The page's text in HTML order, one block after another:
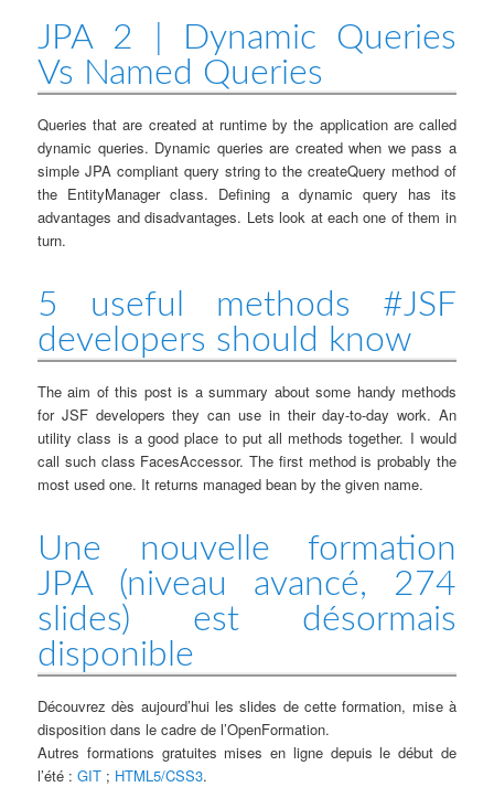
JPA 2 | Dynamic Queries
Vs Named Queries
Queries that are created at runtime by the application are called
dynamic queries. Dynamic queries are created when we pass a
simple JPA compliant query string to the createQuery method of
the EntityManager class. Defining a dynamic query has its
advantages and disadvantages. Lets look at each one of them in
turn.
5 useful methods #JSF
developers should know
The aim of this post is a summary about some handy methods
for JSF developers they can use in their day-to-day work. An
utility class is a good place to put all methods together. I would
call such class FacesAccessor. The first method is probably the
most used one. It returns managed bean by the given name.
Une nouvelle formation
JPA (niveau avancé, 274
slides) est désormais
disponible
Découvrez dès aujourd’hui les slides de cette formation, mise à
disposition dans le cadre de l’OpenFormation.
Autres formations gratuites mises en ligne depuis le début de
l’été :GIT ; HTML5/CSS3.